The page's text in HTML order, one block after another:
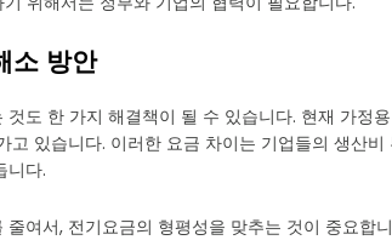
소 방안
도 한 가지 해결책이 될 수 있습니다. 현재 가정
고 있습니다. 이러한 요금 차이는 기업들의 생산비
니다.
여서, 전기요금의 형평성을 맞추는 것이 중요합